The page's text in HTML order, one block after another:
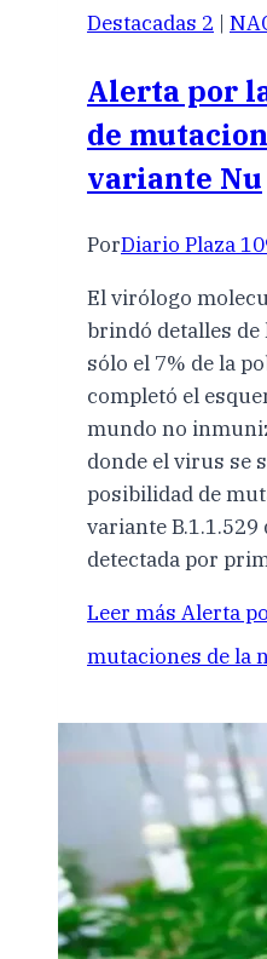
Destacadas 2 |
Alerta por
de
variante Nu
PorDiario Plaza
El virólogo
brindó detalles de
sólo el 7% de la
completó el
mundo no
donde el virus se
posibilidad de
variante
detectada por
Leer más Alerta
mutaciones de la